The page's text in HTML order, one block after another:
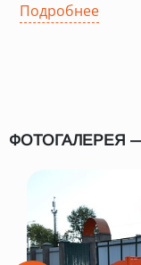
Подробнее
ФОТОГАЛЕРЕЯ